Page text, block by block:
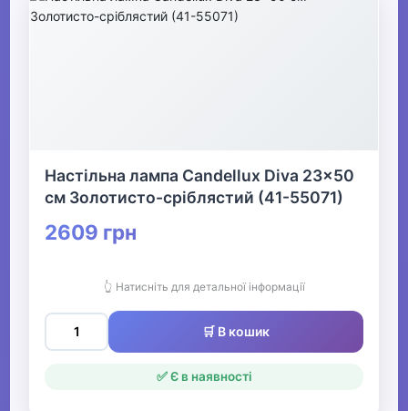
Настільна лампа Candellux Diva 23x50
см Золотисто-сріблястий (41-55071)
2609 грн
👆 Натисніть для детальної інформації
🛒 В кошик
✅ Є в наявності